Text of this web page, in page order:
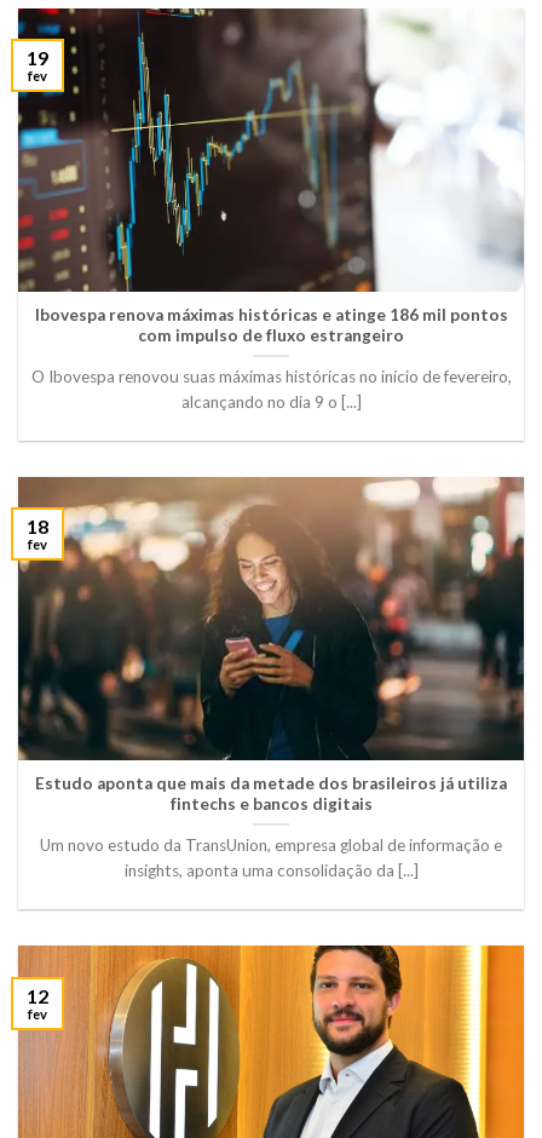
Ibovespa renova máximas históricas e atinge 186 mil pontos
com impulso de fluxo estrangeiro
O Ibovespa renovou suas máximas históricas no início de fevereiro,
alcançando no dia 9 o [...]
19
fev
Estudo aponta que mais da metade dos brasileiros já utiliza
fintechs e bancos digitais
Um novo estudo da TransUnion, empresa global de informação e
insights, aponta uma consolidação da [...]
18
fev
12
fev